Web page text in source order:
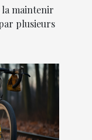
maintenir
plusieurs